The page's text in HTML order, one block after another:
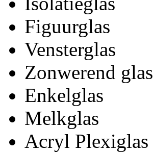
Figuurglas
Vensterglas
Zonwerend glas
Enkelglas
Melkglas
Acryl Plexiglas